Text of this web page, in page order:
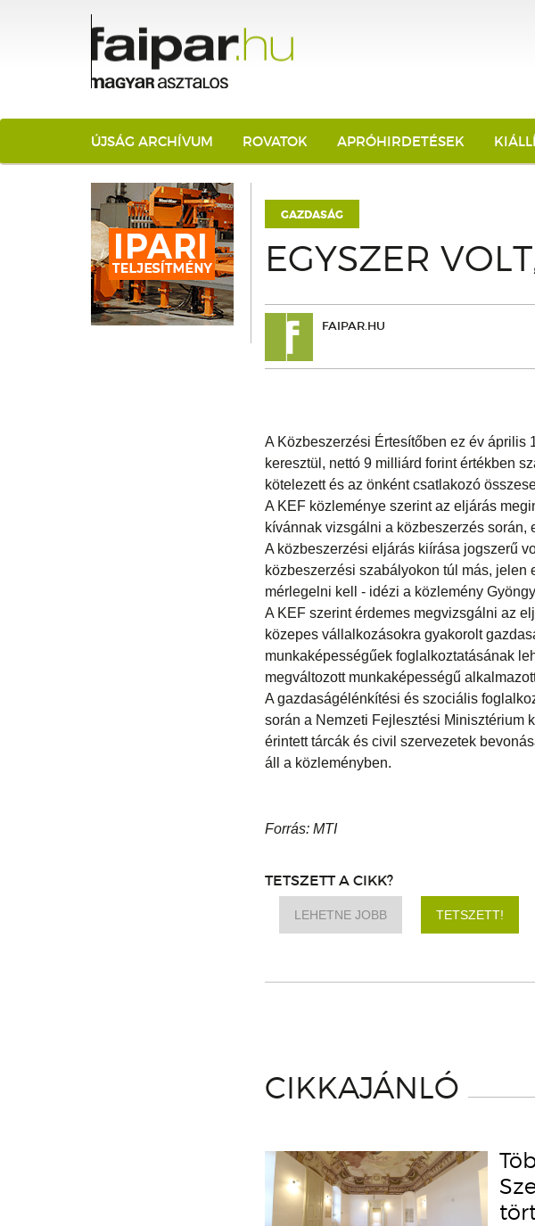
ÚJSÁG ARCHÍVUM ROVATOK APRÓHIRDETÉSEK
GAZDASÁG
EGYSZER
FAIPAR.HU
A Közbeszerzési Értesítőben ez év április
keresztül, nettó 9 milliárd forint értékben
kötelezett és az önként csatlakozó
A KEF közleménye szerint az eljárás
kívánnak vizsgálni a közbeszerzés
A közbeszerzési eljárás kiírása jogszerű
közbeszerzési szabályokon túl más,
mérlegelni kell - idézi a közlemény
A KEF szerint érdemes megvizsgálni az
közepes vállalkozásokra gyakorolt
munkaképességűek foglalkoztatásának
megváltozott munkaképességű
A gazdaságélénkítési és szociális
során a Nemzeti Fejlesztési Minisztérium
érintett tárcák és civil szervezetek
áll a közleményben.
Forrás: MTI
TETSZETT A CIKK?
LEHETNE JOBB TETSZETT!
CIKKAJÁNLÓ